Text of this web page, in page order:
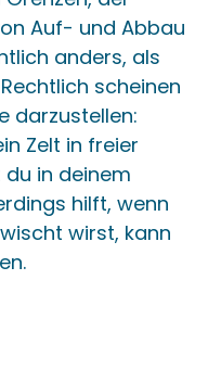
Auf- und Abbau
anders, als
scheinen
darzustellen:
Zelt in freier
in deinem
hilft, wenn
wirst, kann